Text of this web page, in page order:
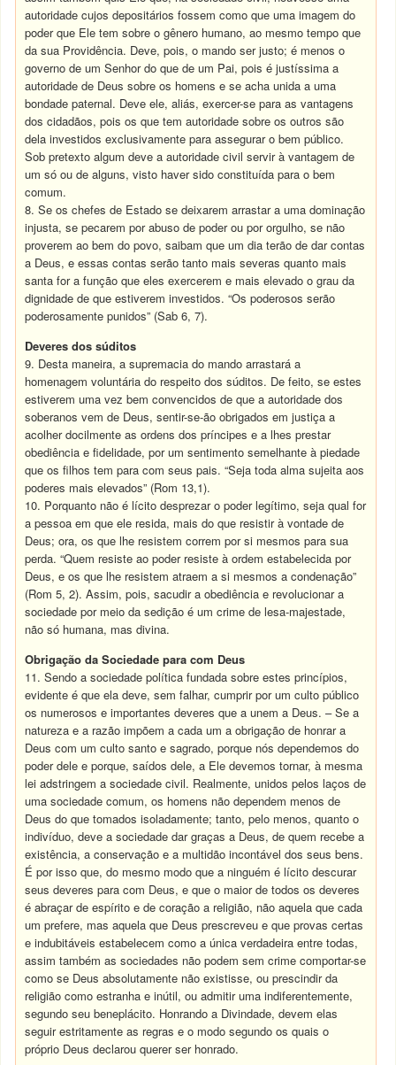
autoridade cujos depositários fossem como que uma imagem do
poder que Ele tem sobre o gênero humano, ao mesmo tempo que
da sua Providência. Deve, pois, o mando ser justo; é menos o
governo de um Senhor do que de um Pai, pois é justíssima a
autoridade de Deus sobre os homens e se acha unida a uma
bondade paternal. Deve ele, aliás, exercer-se para as vantagens
dos cidadãos, pois os que tem autoridade sobre os outros são
dela investidos exclusivamente para assegurar o bem público.
Sob pretexto algum deve a autoridade civil servir à vantagem de
um só ou de alguns, visto haver sido constituída para o bem
comum.
8. Se os chefes de Estado se deixarem arrastar a uma dominação
injusta, se pecarem por abuso de poder ou por orgulho, se não
proverem ao bem do povo, saibam que um dia terão de dar contas
a Deus, e essas contas serão tanto mais severas quanto mais
santa for a função que eles exercerem e mais elevado o grau da
dignidade de que estiverem investidos. “Os poderosos serão
poderosamente punidos” (Sab 6, 7).
Deveres dos súditos
9. Desta maneira, a supremacia do mando arrastará a
homenagem voluntária do respeito dos súditos. De feito, se estes
estiverem uma vez bem convencidos de que a autoridade dos
soberanos vem de Deus, sentir-se-ão obrigados em justiça a
acolher docilmente as ordens dos príncipes e a lhes prestar
obediência e fidelidade, por um sentimento semelhante à piedade
que os filhos tem para com seus pais. “Seja toda alma sujeita aos
poderes mais elevados” (Rom 13,1).
10. Porquanto não é lícito desprezar o poder legítimo, seja qual for
a pessoa em que ele resida, mais do que resistir à vontade de
Deus; ora, os que lhe resistem correm por si mesmos para sua
perda. “Quem resiste ao poder resiste à ordem estabelecida por
Deus, e os que lhe resistem atraem a si mesmos a condenação”
(Rom 5, 2). Assim, pois, sacudir a obediência e revolucionar a
sociedade por meio da sedição é um crime de lesa-majestade,
não só humana, mas divina.
Obrigação da Sociedade para com Deus
11. Sendo a sociedade política fundada sobre estes princípios,
evidente é que ela deve, sem falhar, cumprir por um culto público
os numerosos e importantes deveres que a unem a Deus. – Se a
natureza e a razão impõem a cada um a obrigação de honrar a
Deus com um culto santo e sagrado, porque nós dependemos do
poder dele e porque, saídos dele, a Ele devemos tornar, à mesma
lei adstringem a sociedade civil. Realmente, unidos pelos laços de
uma sociedade comum, os homens não dependem menos de
Deus do que tomados isoladamente; tanto, pelo menos, quanto o
indivíduo, deve a sociedade dar graças a Deus, de quem recebe a
existência, a conservação e a multidão incontável dos seus bens.
É por isso que, do mesmo modo que a ninguém é lícito descurar
seus deveres para com Deus, e que o maior de todos os deveres
é abraçar de espírito e de coração a religião, não aquela que cada
um prefere, mas aquela que Deus prescreveu e que provas certas
e indubitáveis estabelecem como a única verdadeira entre todas,
assim também as sociedades não podem sem crime comportar-se
como se Deus absolutamente não existisse, ou prescindir da
religião como estranha e inútil, ou admitir uma indiferentemente,
segundo seu beneplácito. Honrando a Divindade, devem elas
seguir estritamente as regras e o modo segundo os quais o
próprio Deus declarou querer ser honrado.